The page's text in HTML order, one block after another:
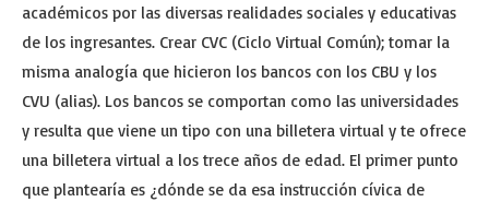
académicos por las diversas realidades sociales y educativas
de los ingresantes. Crear CVC (Ciclo Virtual Común); tomar la
misma analogía que hicieron los bancos con los CBU y los
CVU (alias). Los bancos se comportan como las universidades
y resulta que viene un tipo con una billetera virtual y te ofrece
una billetera virtual a los trece años de edad. El primer punto
que plantearía es ¿dónde se da esa instrucción cívica de